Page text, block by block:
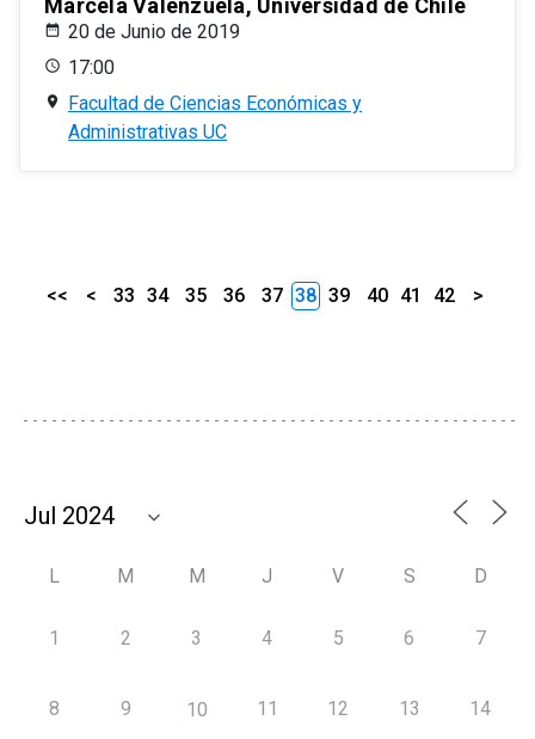
Marcela Valenzuela, Universidad de Chile
20 de Junio de 2019
17:00
Facultad de Ciencias Económicas y
Administrativas UC
<< < 33 34 35 36 37 38 39 40 41 42 >
L M M J V S D
1 2 3 4 5 6 7
8 9 10 11 12 13 14